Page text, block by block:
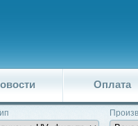
Оплата